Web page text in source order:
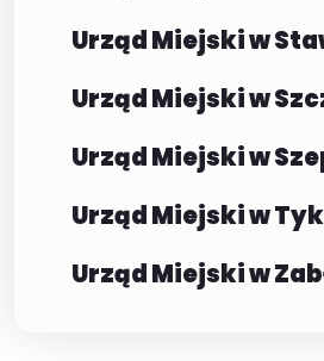
Urząd Miejski w
Urząd Miejski w
Urząd Miejski w
Urząd Miejski w
Urząd Miejski w